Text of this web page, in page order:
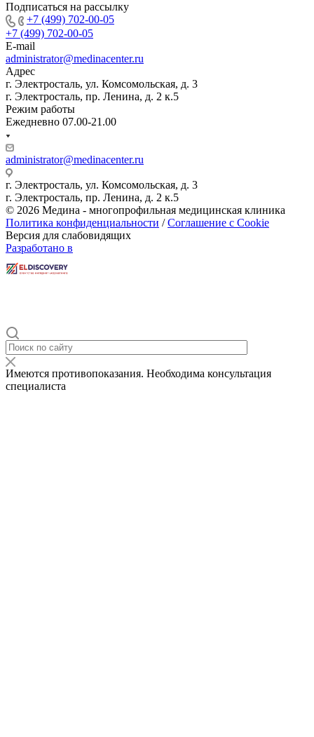
Подписаться на рассылку
+7 (499) 702-00-05
+7 (499) 702-00-05
E-mail
administrator@medinacenter.ru
Адрес
г. Электросталь, ул. Комсомольская, д. 3
г. Электросталь, пр. Ленина, д. 2 к.5
Режим работы
Ежедневно 07.00-21.00
administrator@medinacenter.ru
г. Электросталь, ул. Комсомольская, д. 3
г. Электросталь, пр. Ленина, д. 2 к.5
© 2026 Медина - многопрофильная медицинская клиника
Политика конфиденциальности /Соглашение с Cookie
Версия для слабовидящих
Разработано в
Имеются противопоказания. Необходима консультация
специалиста